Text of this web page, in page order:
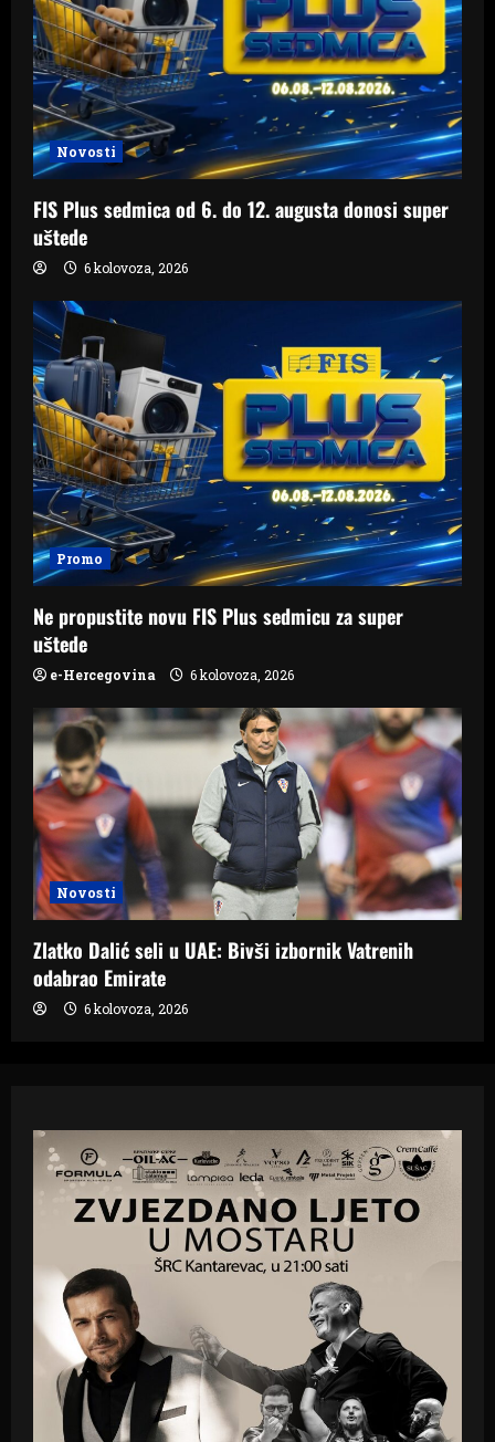
Novosti
FIS Plus sedmica od 6. do 12. augusta donosi super
uštede
6 kolovoza, 2026
Promo
Ne propustite novu FIS Plus sedmicu za super
uštede
e-Hercegovina 6 kolovoza, 2026
Novosti
Zlatko Dalić seli u UAE: Bivši izbornik Vatrenih
odabrao Emirate
6 kolovoza, 2026